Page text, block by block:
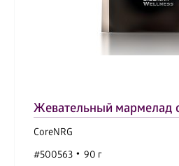
Жевательный мармелад
CoreNRG
#500563
90 г